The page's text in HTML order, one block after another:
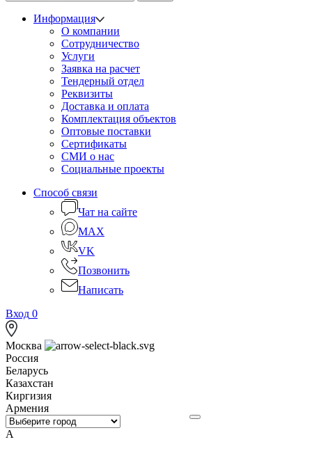
Информация
О компании
Сотрудничество
Услуги
Заявка на расчет
Тендерный отдел
Реквизиты
Доставка и оплата
Комплектация объектов
Оптовые поставки
Сертификаты
СМИ о нас
Социальные проекты
Способ связи
Чат на сайте
MAX
VK
Позвонить
Написать
Вход 0
Москва
Россия
Беларусь
Казахстан
Киргизия
Армения
А